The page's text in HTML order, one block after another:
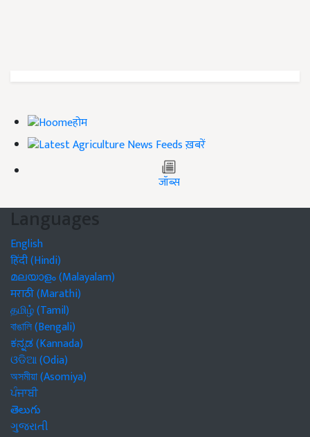
होम
ख़बरें
जॉब्स
Languages
English
हिंदी (Hindi)
മലയാളം (Malayalam)
मराठी (Marathi)
தமிழ் (Tamil)
বাঙালি (Bengali)
ಕನ್ನಡ (Kannada)
ଓଡିଆ (Odia)
অসমীয়া (Asomiya)
ਪੰਜਾਬੀ
తెలుగు
ગુજરાતી